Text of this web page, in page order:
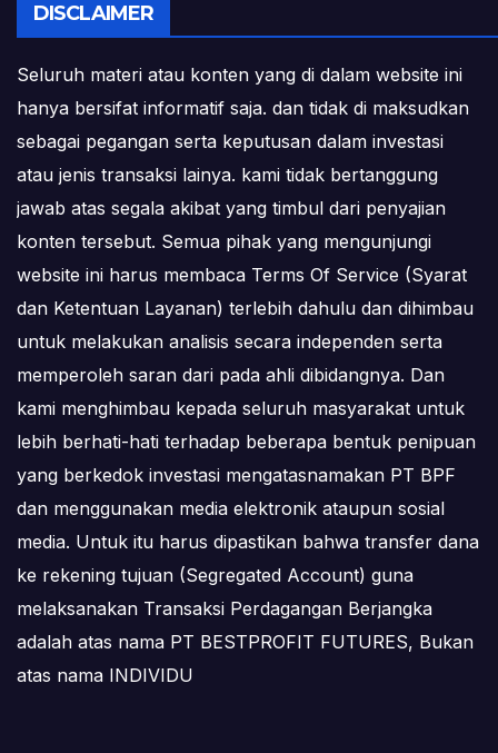
DISCLAIMER
Seluruh materi atau konten yang di dalam website ini
hanya bersifat informatif saja. dan tidak di maksudkan
sebagai pegangan serta keputusan dalam investasi
atau jenis transaksi lainya. kami tidak bertanggung
jawab atas segala akibat yang timbul dari penyajian
konten tersebut. Semua pihak yang mengunjungi
website ini harus membaca Terms Of Service (Syarat
dan Ketentuan Layanan) terlebih dahulu dan dihimbau
untuk melakukan analisis secara independen serta
memperoleh saran dari pada ahli dibidangnya. Dan
kami menghimbau kepada seluruh masyarakat untuk
lebih berhati-hati terhadap beberapa bentuk penipuan
yang berkedok investasi mengatasnamakan PT BPF
dan menggunakan media elektronik ataupun sosial
media. Untuk itu harus dipastikan bahwa transfer dana
ke rekening tujuan (Segregated Account) guna
melaksanakan Transaksi Perdagangan Berjangka
adalah atas nama PT BESTPROFIT FUTURES, Bukan
atas nama INDIVIDU